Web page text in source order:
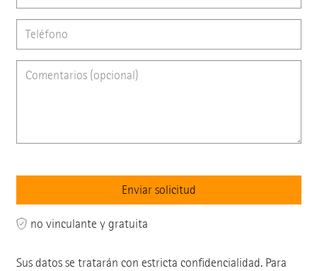
no vinculante y gratuita
Sus datos se tratarán con estricta confidencialidad. Para